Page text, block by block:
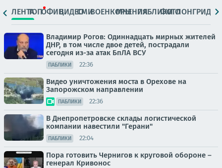
ЛЕНТАТОПОФИЦ.ВИДЕОСМИВОЕНКОРЫМНЕНИЯПАБЛИКИ
ФОТОЛОНГРИДЫ
Владимир Рогов: Одиннадцать мирных жителей
ДНР, в том числе двое детей, пострадали
сегодня из-за атак БпЛА ВСУ
ПАБЛИКИ 22:36
Видео уничтожения моста в Орехове на
Запорожском направлении
ПАБЛИКИ 22:36
В Днепропетровске склады логистической
компании навестили "Герани"
ПАБЛИКИ 22:04
Пора готовить Чернигов к круговой обороне –
генерал Кривонос